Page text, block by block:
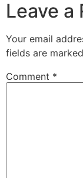
Leave a
Your email
fields are marked
Comment *